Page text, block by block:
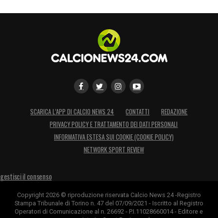
SCARICA L’APP DI CALCIO NEWS 24 CONTATTI
REDAZIONE
PRIVACY POLICY E TRATTAMENTO DEI DATI PERSONALI
INFORMATIVA ESTESA SUI COOKIE (COOKIE POLICY)
NETWORK SPORT REVIEW
gestisci il consenso
Copyright 2026 © riproduzione riservata Calcio News 24 -Registro
Stampa Tribunale di Torino n. 47 del 07/09/2021 - Iscritto al Registro
Operatori di Comunicazione al n. 26692 - P.I.11028660014 - Editore e